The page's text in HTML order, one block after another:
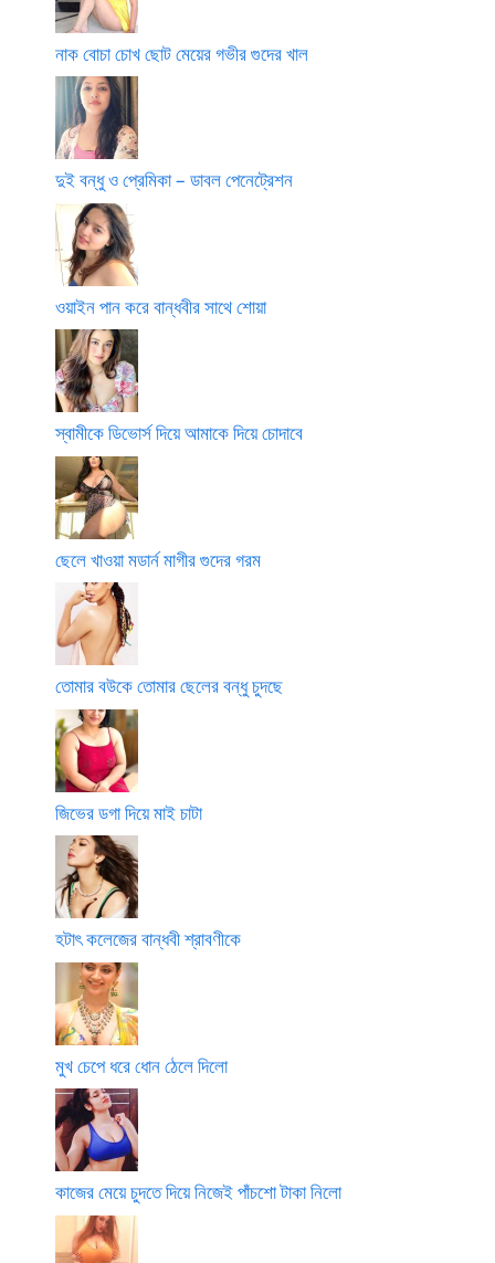
নাক বোচা চোখ ছোট মেয়ের গভীর গুদের খাল
দুই বন্ধু ও প্রেমিকা – ডাবল পেনেট্রেশন
ওয়াইন পান করে বান্ধবীর সাথে শোয়া
স্বামীকে ডিভোর্স দিয়ে আমাকে দিয়ে চোদাবে
ছেলে খাওয়া মডার্ন মাগীর গুদের গরম
তোমার বউকে তোমার ছেলের বন্ধু চুদছে
জিভের ডগা দিয়ে মাই চাটা
হটাৎ কলেজের বান্ধবী শ্রাবণীকে
মুখ চেপে ধরে ধোন ঠেলে দিলো
কাজের মেয়ে চুদতে দিয়ে নিজেই পাঁচশো টাকা নিলো